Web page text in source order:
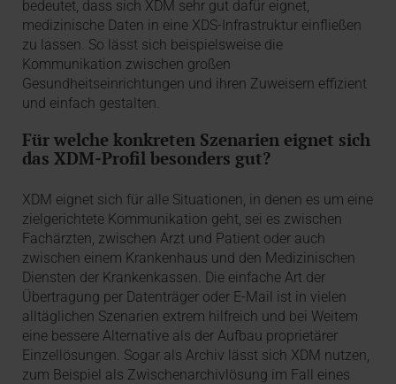
bedeutet, dass sich XDM sehr gut dafür eignet,
medizinische Daten in eine XDS-Infrastruktur einfließen
zu lassen. So lässt sich beispielsweise die
Kommunikation zwischen großen
Gesundheitseinrichtungen und ihren Zuweisern effizient
und einfach gestalten.
Für welche konkreten Szenarien eignet sich
das XDM-Profil besonders gut?
XDM eignet sich für alle Situationen, in denen es um eine
zielgerichtete Kommunikation geht, sei es zwischen
Fachärzten, zwischen Arzt und Patient oder auch
zwischen einem Krankenhaus und den Medizinischen
Diensten der Krankenkassen. Die einfache Art der
Übertragung per Datenträger oder E-Mail ist in vielen
alltäglichen Szenarien extrem hilfreich und bei Weitem
eine bessere Alternative als der Aufbau proprietärer
Einzellösungen. Sogar als Archiv lässt sich XDM nutzen,
zum Beispiel als Zwischenarchivlösung im Fall eines